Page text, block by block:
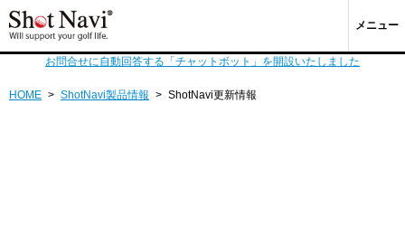
メニュー
お問合せに自動回答する「チャットボット」を開設いたしました
HOME > ShotNavi製品情報 > ShotNavi更新情報